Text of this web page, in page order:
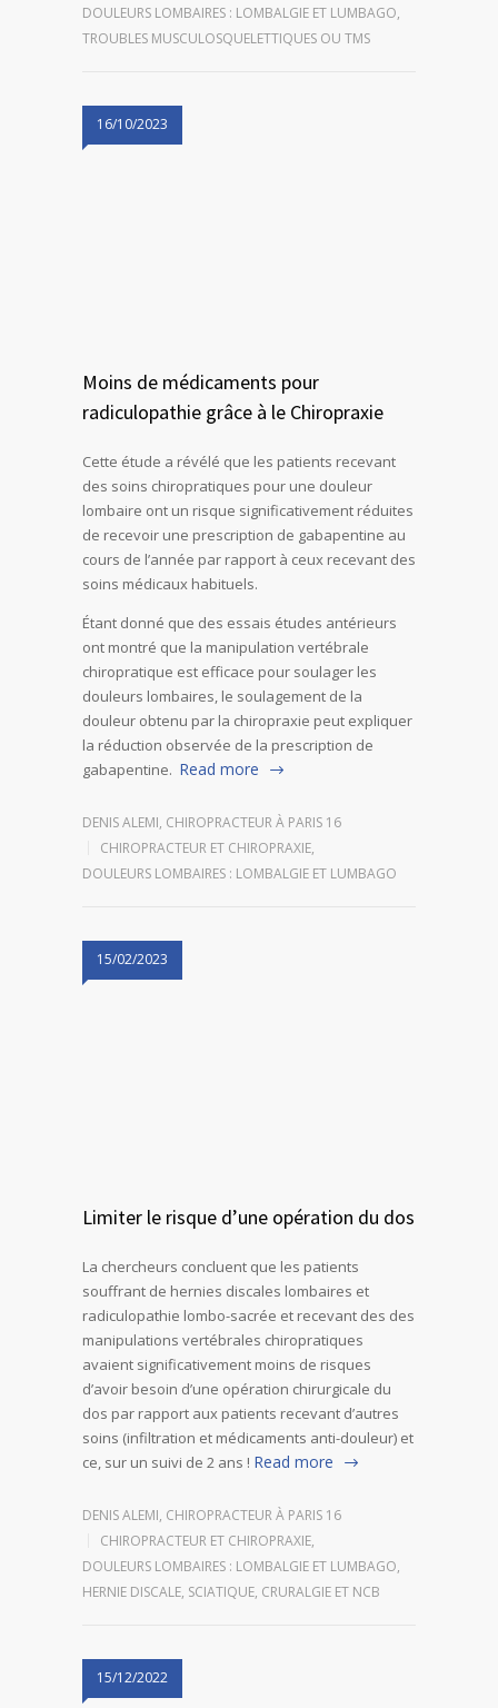
DOULEURS LOMBAIRES : LOMBALGIE ET LUMBAGO,
TROUBLES MUSCULOSQUELETTIQUES OU TMS
16/10/2023
Moins de médicaments pour
radiculopathie grâce à le Chiropraxie
Cette étude a révélé que les patients recevant
des soins chiropratiques pour une douleur
lombaire ont un risque significativement réduites
de recevoir une prescription de gabapentine au
cours de l’année par rapport à ceux recevant des
soins médicaux habituels.
Étant donné que des essais études antérieurs
ont montré que la manipulation vertébrale
chiropratique est efficace pour soulager les
douleurs lombaires, le soulagement de la
douleur obtenu par la chiropraxie peut expliquer
la réduction observée de la prescription de
gabapentine. Read more
DENIS ALEMI, CHIROPRACTEUR À PARIS 16
CHIROPRACTEUR ET CHIROPRAXIE,
DOULEURS LOMBAIRES : LOMBALGIE ET LUMBAGO
15/02/2023
Limiter le risque d’une opération du dos
La chercheurs concluent que les patients
souffrant de hernies discales lombaires et
radiculopathie lombo-sacrée et recevant des des
manipulations vertébrales chiropratiques
avaient significativement moins de risques
d’avoir besoin d’une opération chirurgicale du
dos par rapport aux patients recevant d’autres
soins (infiltration et médicaments anti-douleur) et
ce, sur un suivi de 2 ans ! Read more
DENIS ALEMI, CHIROPRACTEUR À PARIS 16
CHIROPRACTEUR ET CHIROPRAXIE,
DOULEURS LOMBAIRES : LOMBALGIE ET LUMBAGO,
HERNIE DISCALE, SCIATIQUE, CRURALGIE ET NCB
15/12/2022